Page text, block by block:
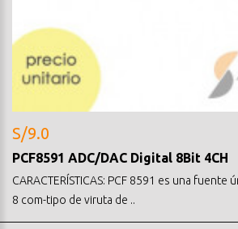
S/9.0
PCF8591 ADC/DAC Digital 8Bit 4CH
CARACTERÍSTICAS: PCF 8591 es una fuente
8 com-tipo de viruta de ..